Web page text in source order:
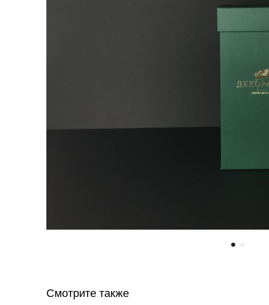
Смотрите также